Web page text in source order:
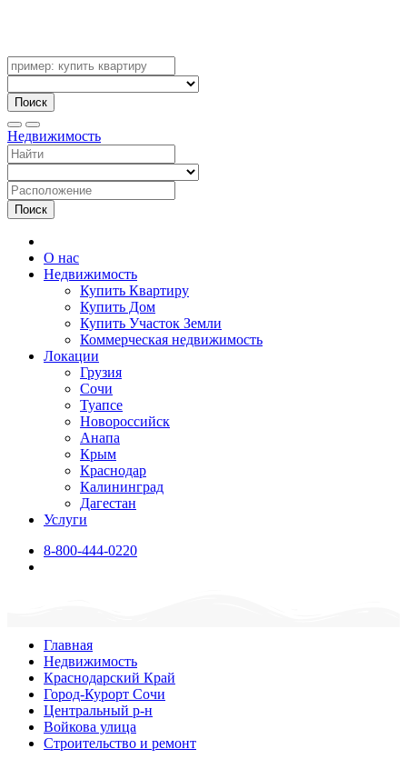
Поиск
Недвижимость
Поиск
О нас
Недвижимость
Купить Квартиру
Купить Дом
Купить Участок Земли
Коммерческая недвижимость
Локации
Грузия
Сочи
Туапсе
Новороссийск
Анапа
Крым
Краснодар
Калининград
Дагестан
Услуги
8-800-444-0220
Главная
Недвижимость
Краснодарский Край
Город-Курорт Сочи
Центральный р-н
Войкова улица
Строительство и ремонт